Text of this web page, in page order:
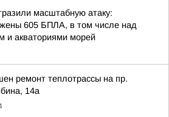
масштабную атаку:
605 БПЛА, в том числе над
и акваториями морей
ремонт теплотрассы на пр.
14а